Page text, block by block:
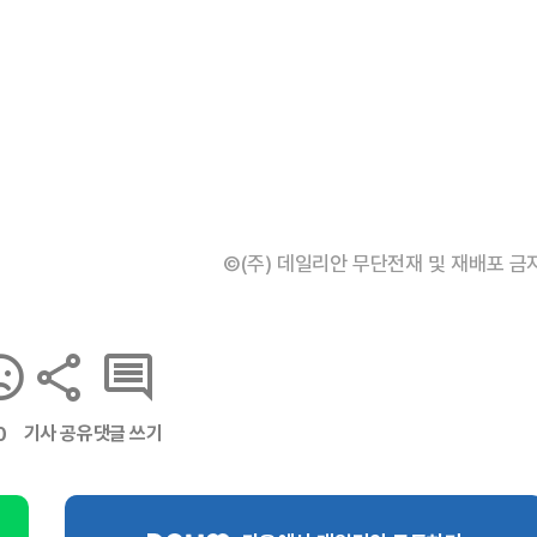
©(주) 데일리안 무단전재 및 재배포 금
기사 공유댓글 쓰기